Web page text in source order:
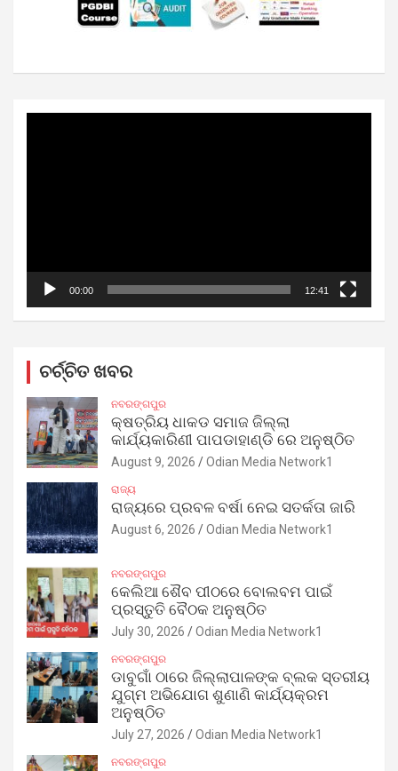
00:00 12:41
ଚର୍ଚ୍ଚିତ ଖବର
ନବରଙ୍ଗପୁର
କ୍ଷତ୍ରିୟ ଧାକଡ ସମାଜ ଜିଲ୍ଲା
କାର୍ଯ୍ୟକାରିଣୀ ପାପଡାହାଣ୍ଡି ରେ ଅନୁଷ୍ଠିତ
August 9, 2026 Odian Media Network1
ରାଜ୍ୟ
ରାଜ୍ୟରେ ପ୍ରବଳ ବର୍ଷା ନେଇ ସତର୍କତା ଜାରି
August 6, 2026 Odian Media Network1
ନବରଙ୍ଗପୁର
କେଲିଆ ଶୈବ ପୀଠରେ ବୋଲବମ ପାଇଁ
ପ୍ରସ୍ତୁତି ବୈଠକ ଅନୁଷ୍ଠିତ
July 30, 2026 Odian Media Network1
ନବରଙ୍ଗପୁର
ଡାବୁଗାଁ ଠାରେ ଜିଲ୍ଲାପାଳଙ୍କ ବ୍ଲକ ସ୍ତରୀୟ
ଯୁଗ୍ମ ଅଭିଯୋଗ ଶୁଣାଣି କାର୍ଯ୍ୟକ୍ରମ
ଅନୁଷ୍ଠିତ
July 27, 2026 Odian Media Network1
ନବରଙ୍ଗପୁର